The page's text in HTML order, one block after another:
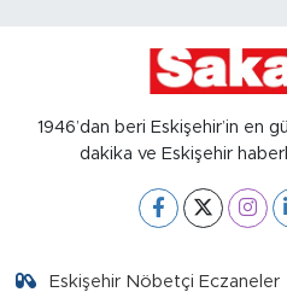
1946’dan beri Eskişehir’in en
dakika ve Eskişehir
Eskişehir Nöbetçi Eczaneler